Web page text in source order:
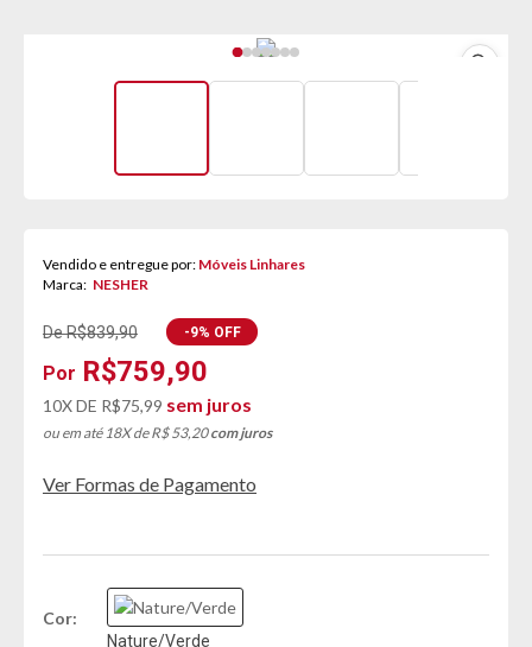
Vendido e entregue por: Móveis Linhares
Marca: NESHER
De R$839,90
R$759,90
-9% OFF
10X DE R$75,99 sem juros
ou em até 18X de R$ 53,20com juros
Ver Formas de Pagamento
Cor
Nature/Verde